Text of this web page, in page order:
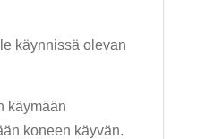
käynnissä olevan
käymään
koneen käyvän.